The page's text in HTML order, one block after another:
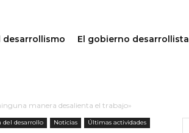
desarrollismo El gobierno desarrollista
manera desalienta el trabajo»
del desarrollo Noticias
Últimas actividades